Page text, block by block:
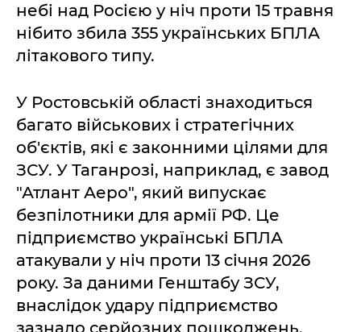
небі над Росією у ніч проти 15 травня
нібито збила 355 українських БПЛА
літакового типу.
У Ростовській області знаходиться
багато військових і стратегічних
об'єктів, які є законними цілями для
ЗСУ. У Таганрозі, наприклад, є завод
"Атлант Аеро", який випускає
безпілотники для армії РФ. Це
підприємство українські БПЛА
атакували у ніч проти 13 січня 2026
року. За даними Генштабу ЗСУ,
внаслідок удару підприємство